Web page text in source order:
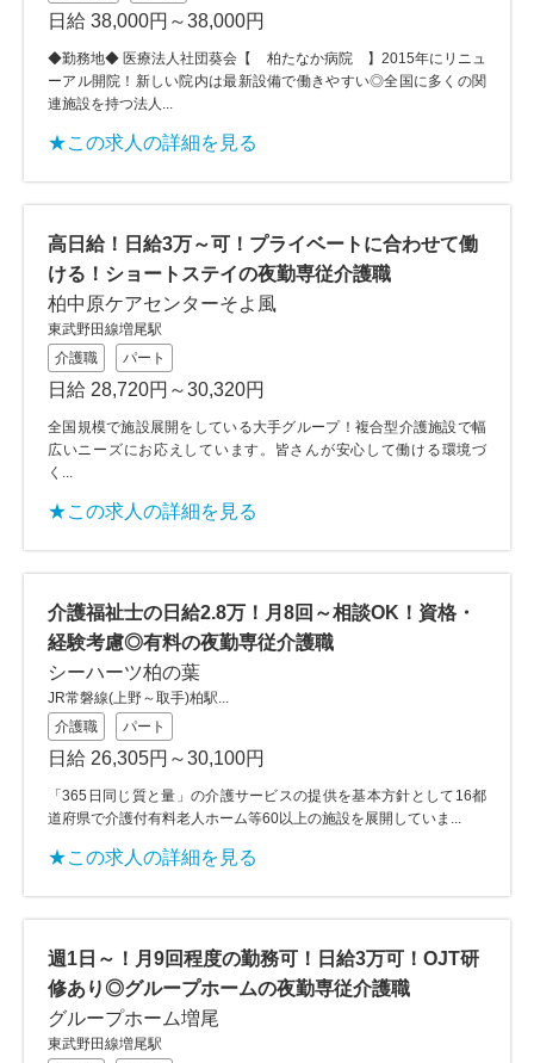
日給 38,000円～38,000円
◆勤務地◆ 医療法人社団葵会【 柏たなか病院 】2015年にリニュ
ーアル開院！新しい院内は最新設備で働きやすい◎全国に多くの関
連施設を持つ法人...
★この求人の詳細を見る
高日給！日給3万～可！プライベートに合わせて働
ける！ショートステイの夜勤専従介護職
柏中原ケアセンターそよ風
東武野田線増尾駅
介護職
パート
日給 28,720円～30,320円
全国規模で施設展開をしている大手グループ！複合型介護施設で幅
広いニーズにお応えしています。皆さんが安心して働ける環境づ
く...
★この求人の詳細を見る
介護福祉士の日給2.8万！月8回～相談OK！資格・
経験考慮◎有料の夜勤専従介護職
シーハーツ柏の葉
JR常磐線(上野～取手)柏駅...
介護職
パート
日給 26,305円～30,100円
「365日同じ質と量」の介護サービスの提供を基本方針として16都
道府県で介護付有料老人ホーム等60以上の施設を展開していま...
★この求人の詳細を見る
週1日～！月9回程度の勤務可！日給3万可！OJT研
修あり◎グループホームの夜勤専従介護職
グループホーム増尾
東武野田線増尾駅